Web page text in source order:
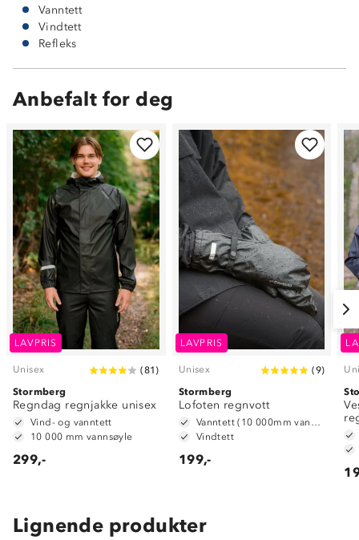
Vanntett
Vindtett
Refleks
Anbefalt for deg
LAVPRIS
Unisex (81 )
Stormberg
Regndag regnjakke unisex
Vind- og vanntett
10 000 mm vannsøyle
299,-
LAVPRIS
Unisex (9)
Stormberg
Lofoten regnvott
Vindtett
199,-
Lignende produkter